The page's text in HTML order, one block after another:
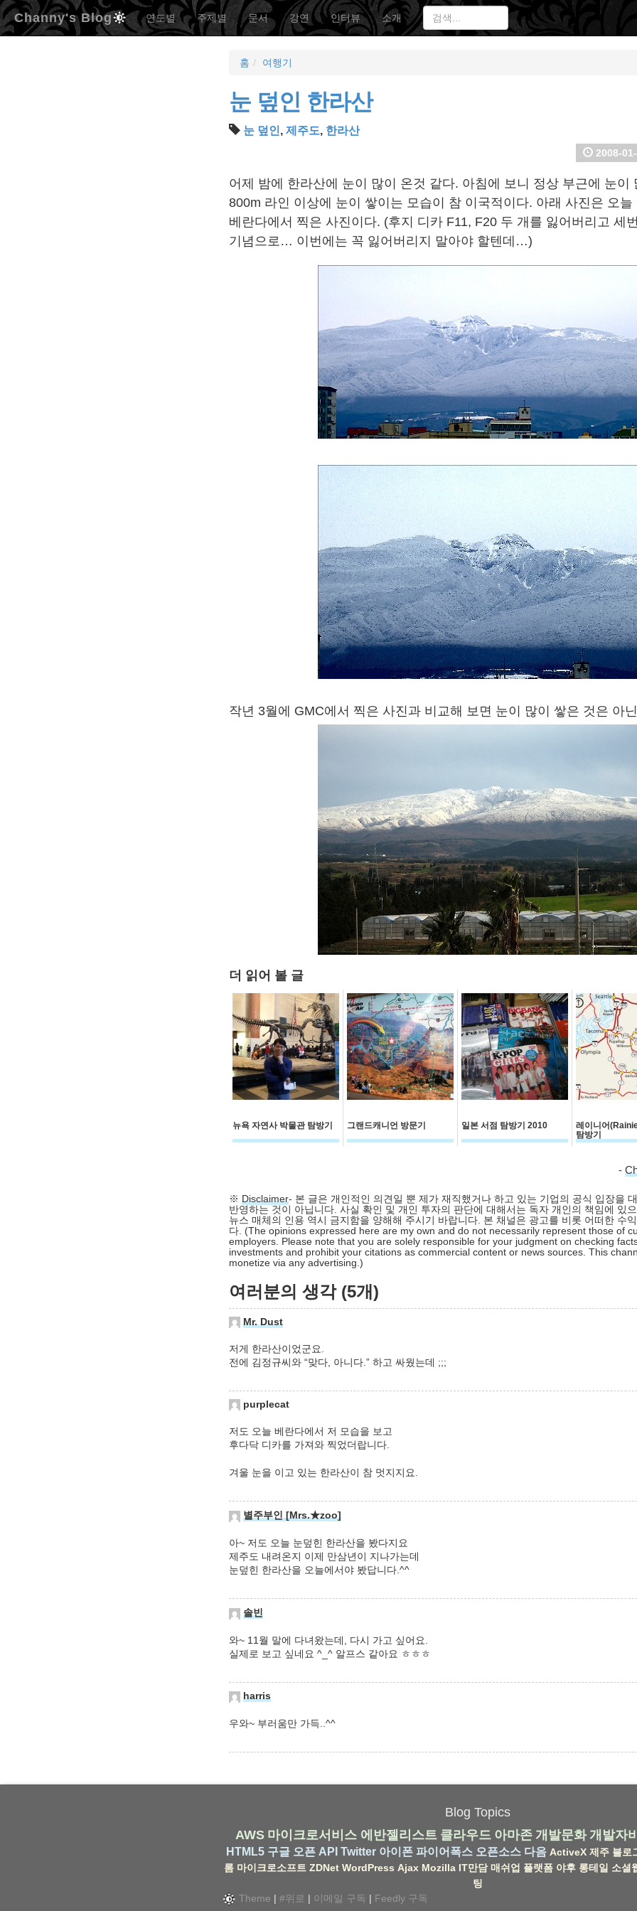
Channy's Blog 연도별 주제별 문서 강연 인터뷰 소개
홈 여행기
눈 덮인 한라산
눈 덮인, 제주도, 한라산
2008-
어제 밤에 한라산에 눈이 많이 온것 같다. 아침에 보니 정상 부근에 눈이
800m 라인 이상에 눈이 쌓이는 모습이 참 이국적이다. 아래 사진은 오늘
베란다에서 찍은 사진이다. (후지 디카 F11, F20 두 개를 잃어버리고 세
기념으로… 이번에는 꼭 잃어버리지 말아야 할텐데…)
작년 3월에 GMC에서 찍은 사진과 비교해 보면 눈이 많이 쌓은 것은 아
더 읽어 볼 글
뉴욕 자연사 박물관 탐방기 그랜드캐니언 방문기 일본 서점 탐방기 2010
레이니어
탐방기
-
※ Disclaimer- 본 글은 개인적인 의견일 뿐 제가 재직했거나 하고 있는 기업의 공식 입장을
반영하는 것이 아닙니다. 사실 확인 및 개인 투자의 판단에 대해서는 독자 개인의 책임에 있
뉴스 매체의 인용 역시 금지함을 양해해 주시기 바랍니다. 본 채널은 광고를 비롯 어떠한 수
다. (The opinions expressed here are my own and do not necessarily represent those of
employers. Please note that you are solely responsible for your judgment on checking
investments and prohibit your citations as commercial content or news sources. This
monetize via any advertising.)
여러분의 생각 (5개)
Mr. Dust
저게 한라산이었군요.
전에 김정규씨와 “맞다, 아니다.” 하고 싸웠는데 ;;;
purplecat
저도 오늘 베란다에서 저 모습을 보고
후다닥 디카를 가져와 찍었더랍니다.
겨울 눈을 이고 있는 한라산이 참 멋지지요.
별주부인 [Mrs.★zoo]
아~ 저도 오늘 눈덮힌 한라산을 봤다지요
제주도 내려온지 이제 만삼년이 지나가는데
눈덮힌 한라산을 오늘에서야 봤답니다.^^
솔빈
와~ 11월 말에 다녀왔는데, 다시 가고 싶어요.
실제로 보고 싶네요 ^_^ 알프스 같아요 ㅎㅎㅎ
harris
우와~ 부러움만 가득..^^
Blog Topics
AWS 마이크로서비스 에반젤리스트 클라우드 아마존 개발문화 개발자
HTML5 구글 오픈 API Twitter 아이폰 파이어폭스 오픈소스 다음 ActiveX 제주 블로
롬 마이크로소프트 ZDNet WordPress Ajax Mozilla IT만담 매쉬업 플랫폼 야후 롱테일 소셜
팅
Theme | #위로 | 이메일 구독 | Feedly 구독